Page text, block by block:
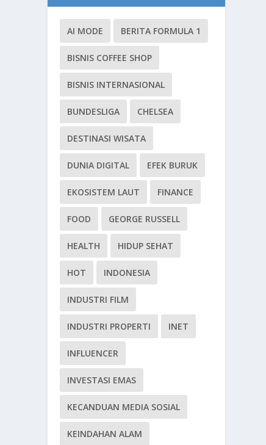
AI MODE BERITA FORMULA 1
BISNIS COFFEE SHOP
BISNIS INTERNASIONAL
BUNDESLIGA CHELSEA
DESTINASI WISATA
DUNIA DIGITAL EFEK BURUK
EKOSISTEM LAUT FINANCE
FOOD GEORGE RUSSELL
HEALTH HIDUP SEHAT
HOT INDONESIA
INDUSTRI FILM
INDUSTRI PROPERTI INET
INFLUENCER
INVESTASI EMAS
KECANDUAN MEDIA SOSIAL
KEINDAHAN ALAM